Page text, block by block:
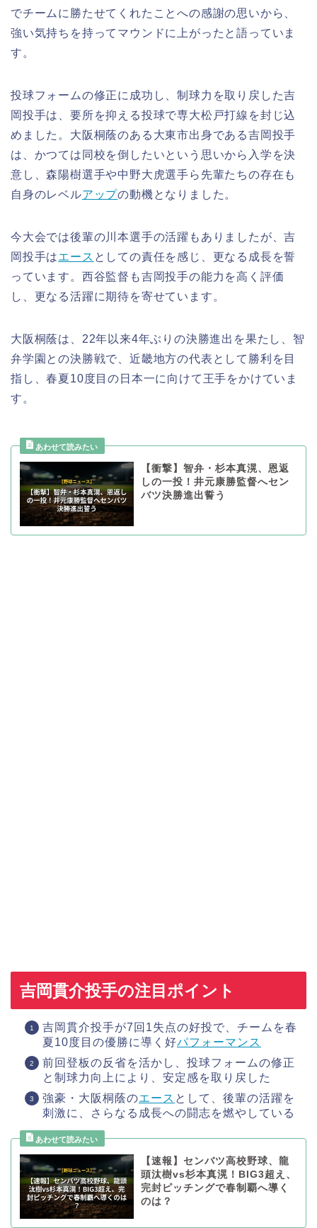
でチームに勝たせてくれたことへの感謝の思いから、
強い気持ちを持ってマウンドに上がったと語っていま
す。
投球フォームの修正に成功し、制球力を取り戻した吉
岡投手は、要所を抑える投球で専大松戸打線を封じ込
めました。大阪桐蔭のある大東市出身である吉岡投手
は、かつては同校を倒したいという思いから入学を決
意し、森陽樹選手や中野大虎選手ら先輩たちの存在も
自身のレベルアップの動機となりました。
今大会では後輩の川本選手の活躍もありましたが、吉
岡投手はエース としての責任を感じ、更なる成長を誓
っています。西谷監督も吉岡投手の能力を高く評価
し、更なる活躍に期待を寄せています。
大阪桐蔭は、22年以来4年ぶりの決勝進出を果たし、智
弁学園との決勝戦で、近畿地方の代表として勝利を目
指し、春夏10度目の日本一に向けて王手をかけていま
す。
【衝撃】智弁・杉本真滉、恩返
しの一投！井元康勝監督へセン
バツ決勝進出誓う
吉岡貫介投手の注目ポイント
吉岡貫介投手が7回1失点の好投で、チームを春
夏10度目の優勝に導く好パフォーマンス
前回登板の反省を活かし、投球フォームの修正
と制球力向上により、安定感を取り戻した
強豪・大阪桐蔭のエース として、後輩の活躍を
刺激に、さらなる成長への闘志を燃やしている
【速報】センバツ高校野球、龍
頭汰樹vs杉本真滉！BIG3超え、
完封ピッチングで春制覇へ導く
のは？